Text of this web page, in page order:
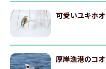
可愛いユキホ
厚岸漁港のコ